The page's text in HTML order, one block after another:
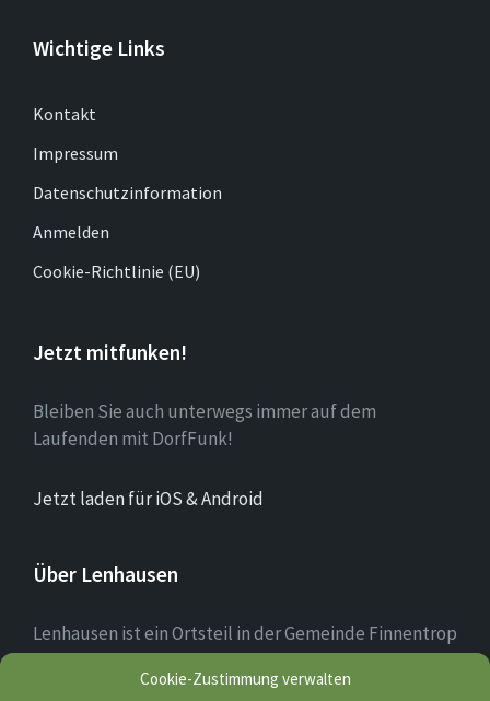
Cookie-Zustimmung verwalten
Wichtige Links
Kontakt
Impressum
Datenschutzinformation
Anmelden
Cookie-Richtlinie (EU)
Jetzt mitfunken!
Bleiben Sie auch unterwegs immer auf dem
Laufenden mit DorfFunk!
Jetzt laden für iOS & Android
Über Lenhausen
Lenhausen ist ein Ortsteil in der Gemeinde Finnentrop
im Sauerland mit rund 1.190 Einwohnern, der sich am
Zusammenfluss von Lenne und Fretter befindet. Das